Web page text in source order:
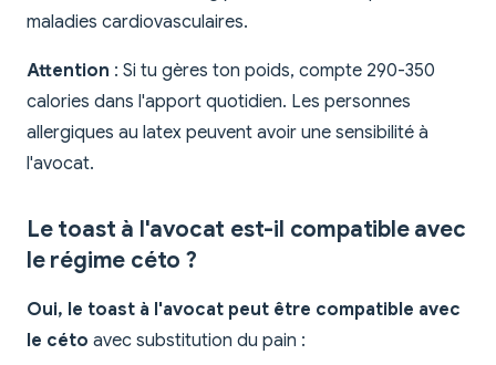
maladies cardiovasculaires.
Attention : Si tu gères ton poids, compte 290-350
calories dans l'apport quotidien. Les personnes
allergiques au latex peuvent avoir une sensibilité à
l'avocat.
Le toast à l'avocat est-il compatible avec
le régime céto ?
Oui, le toast à l'avocat peut être compatible avec
le céto avec substitution du pain :